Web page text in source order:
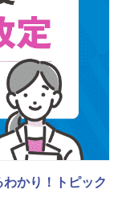
わかり！トピック